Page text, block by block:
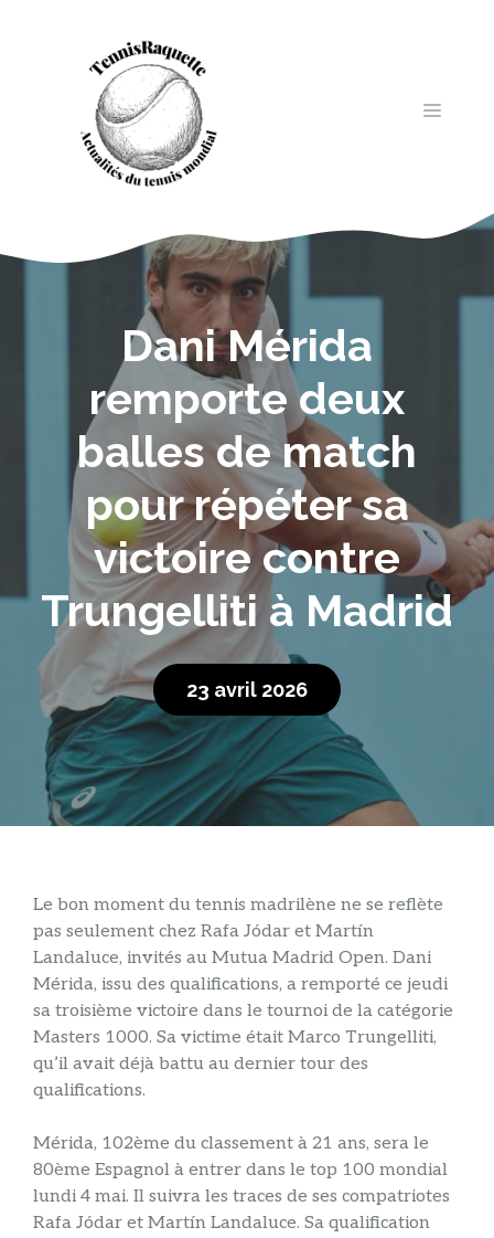
MENU
Dani Mérida
remporte deux
balles de match
pour répéter sa
victoire contre
Trungelliti à Madrid
23 avril 2026
Le bon moment du tennis madrilène ne se reflète
pas seulement chez Rafa Jódar et Martín
Landaluce, invités au Mutua Madrid Open. Dani
Mérida, issu des qualifications, a remporté ce jeudi
sa troisième victoire dans le tournoi de la catégorie
Masters 1000. Sa victime était Marco Trungelliti,
qu’il avait déjà battu au dernier tour des
qualifications.
Mérida, 102ème du classement à 21 ans, sera le
80ème Espagnol à entrer dans le top 100 mondial
lundi 4 mai. Il suivra les traces de ses compatriotes
Rafa Jódar et Martín Landaluce. Sa qualification